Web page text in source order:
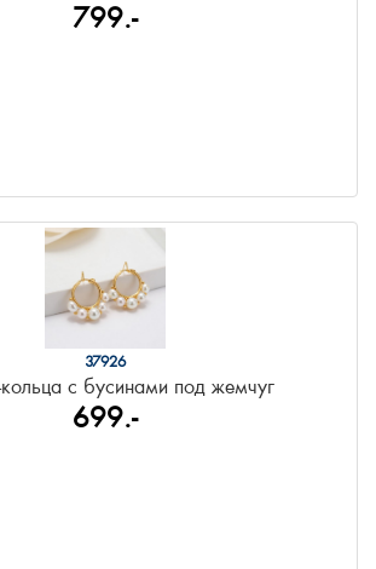
799.-
37926
кольца с бусинами под жемчуг
699.-